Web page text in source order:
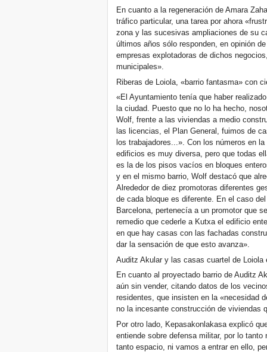
En cuanto a la regeneración de Amara
tráfico particular, una tarea por ahora
zona y las sucesivas ampliaciones de su
últimos años sólo responden, en opinión
empresas explotadoras de dichos
municipales».
Riberas de Loiola, «barrio fantasma» con
«El Ayuntamiento tenía que haber
la ciudad. Puesto que no lo ha hecho,
Wolf, frente a las viviendas a medio
las licencias, el Plan General, fuimos de
los trabajadores...». Con los números en
edificios es muy diversa, pero que todas
es la de los pisos vacíos en bloques
y en el mismo barrio, Wolf destacó que
Alrededor de diez promotoras diferentes
de cada bloque es diferente. En el caso
Barcelona, pertenecía a un promotor que
remedio que cederle a Kutxa el edificio
en que hay casas con las fachadas
dar la sensación de que esto avanza».
Auditz Akular y las casas cuartel de Loiola
En cuanto al proyectado barrio de Auditz
aún sin vender, citando datos de los
residentes, que insisten en la «necesidad
no la incesante construcción de viviendas
Por otro lado, Kepasakonlakasa explicó
entiende sobre defensa militar, por lo
tanto espacio, ni vamos a entrar en ello,